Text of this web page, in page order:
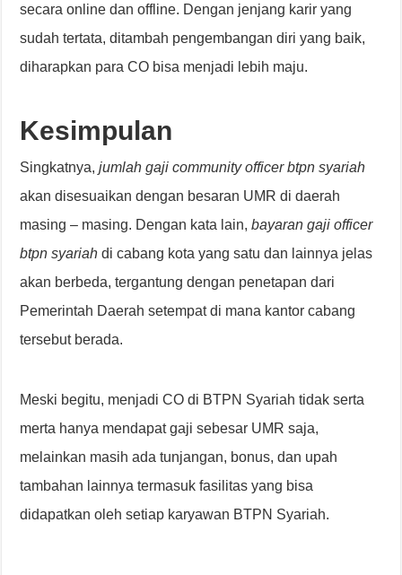
secara online dan offline. Dengan jenjang karir yang
sudah tertata, ditambah pengembangan diri yang baik,
diharapkan para CO bisa menjadi lebih maju.
Kesimpulan
Singkatnya,jumlah gaji community officer btpn syariah
akan disesuaikan dengan besaran UMR di daerah
masing – masing. Dengan kata lain,bayaran gaji officer
btpn syariah di cabang kota yang satu dan lainnya jelas
akan berbeda, tergantung dengan penetapan dari
Pemerintah Daerah setempat di mana kantor cabang
tersebut berada.
Meski begitu, menjadi CO di BTPN Syariah tidak serta
merta hanya mendapat gaji sebesar UMR saja,
melainkan masih ada tunjangan, bonus, dan upah
tambahan lainnya termasuk fasilitas yang bisa
didapatkan oleh setiap karyawan BTPN Syariah.